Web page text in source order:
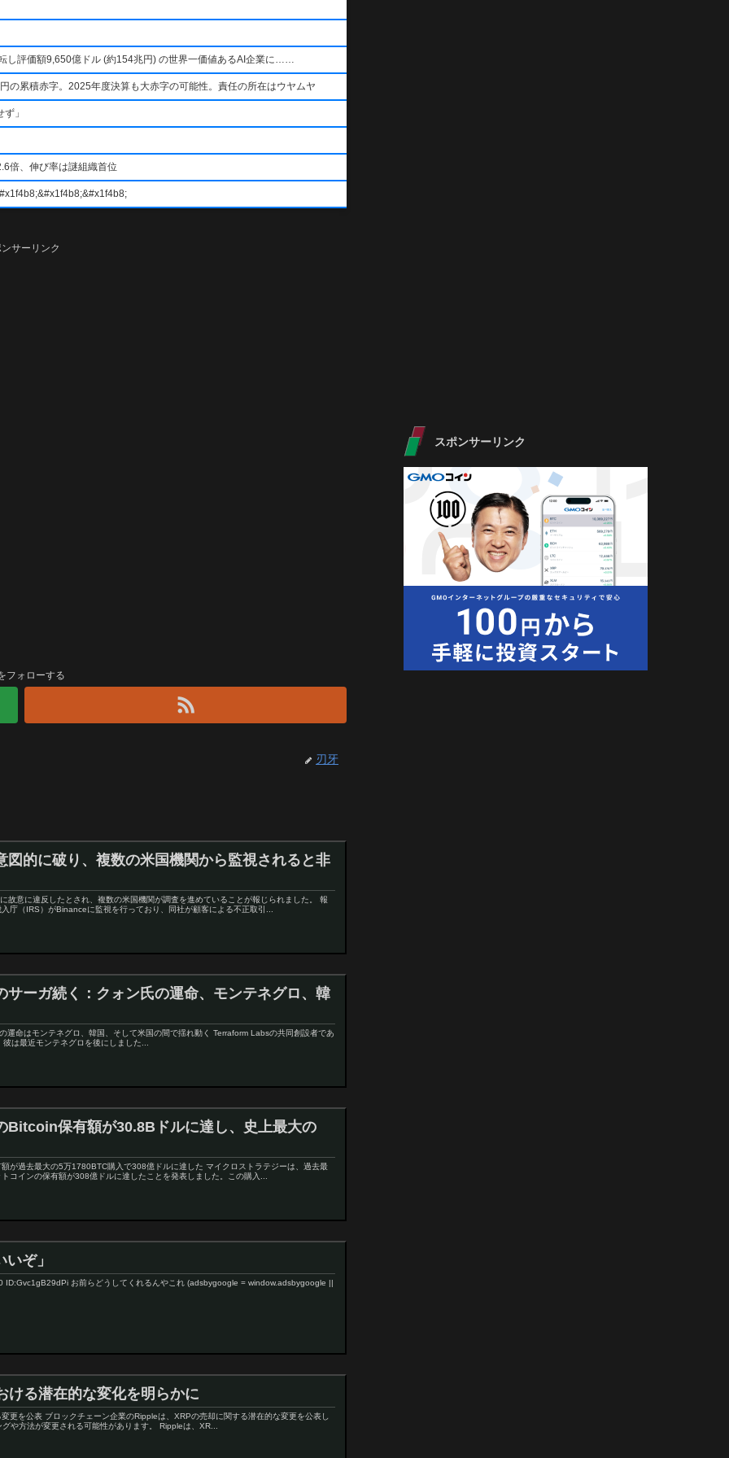
評価額9,650億ドル (約154兆円) の世界一価値あるAI企業に……
の累積赤字。2025年度決算も大赤字の可能性。責任の所在はウヤムヤ
」
倍、伸び率は謎組織首位
サーリンク
フォローする
刃牙
図的に破り、複数の米国機関から監視されると非
故意に違反したとされ、複数の米国機関が調査を進めていることが報じられました。 報
庁（IRS）がBinanceに監視を行っており、同社が顧客による不正取引...
サーガ続く：クォン氏の運命、モンテネグロ、韓
運命はモンテネグロ、韓国、そして米国の間で揺れ動く Terraform Labsの共同創設者であ
は最近モンテネグロを後にしました...
Bitcoin保有額が30.8Bドルに達し、史上最大の
が過去最大の5万1780BTC購入で308億ドルに達した マイクロストラテジーは、過去最
コインの保有額が308億ドルに達したことを発表しました。この購入...
ぞ」
お前らどうしてくれるんやこれ (adsbygoogle = window.adsbygoogle ||
ける潜在的な変化を明らかに
更を公表 ブロックチェーン企業のRippleは、XRPの売却に関する潜在的な変更を公表し
や方法が変更される可能性があります。 Rippleは、XR...
スポンサーリンク